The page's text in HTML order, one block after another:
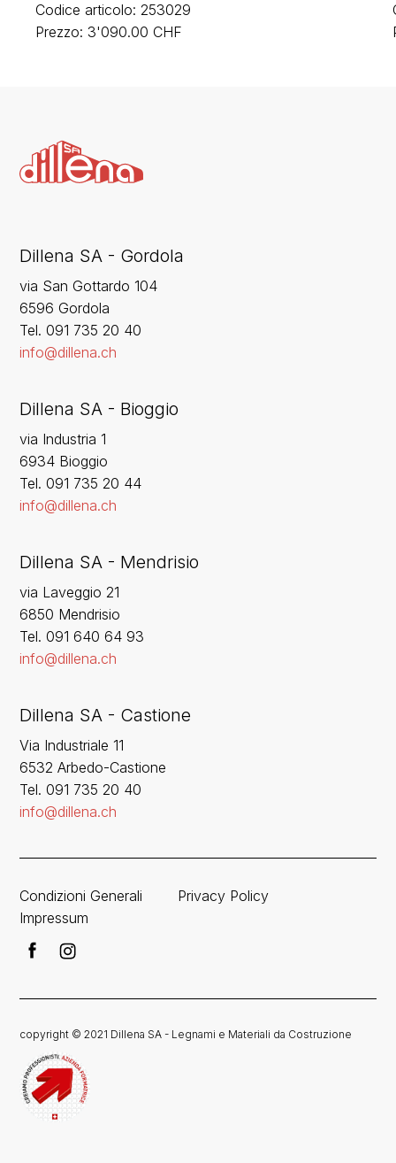
Codice articolo: 253029
Prezzo: 3'090.00 CHF
Dillena SA - Gordola
via San Gottardo 104
6596 Gordola
‍Tel. 091 735 20 40
info@dillena.ch
Dillena SA - Bioggio
via Industria 1
6934 Bioggio
Tel. 091 735 20 44
info@dillena.ch
Dillena SA - Mendrisio
via Laveggio 21
6850 Mendrisio
Tel. 091 640 64 93
info@dillena.ch
Dillena SA - Castione
Via Industriale 11
6532 Arbedo-Castione
Tel. 091 735 20 40
info@dillena.ch
Condizioni Generali
Privacy Policy
Impressum
copyright © 2021 Dillena SA - Legnami e Materiali da Costruzione